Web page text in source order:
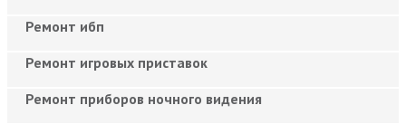
Ремонт ибп
Ремонт игровых приставок
Ремонт приборов ночного видения